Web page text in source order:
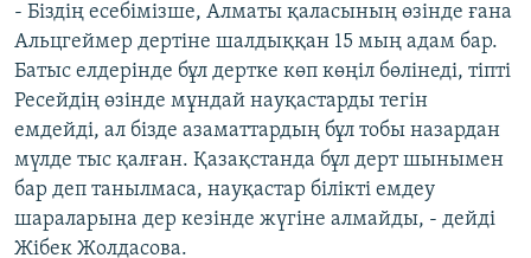
- Біздің есебімізше, Алматы қаласының өзінде ғана
Альцгеймер дертіне шалдыққан 15 мың адам бар.
Батыс елдерінде бұл дертке көп көңіл бөлінеді, тіпті
Ресейдің өзінде мұндай науқастарды тегін
емдейді, ал бізде азаматтардың бұл тобы назардан
мүлде тыс қалған. Қазақстанда бұл дерт шынымен
бар деп танылмаса, науқастар білікті емдеу
шараларына дер кезінде жүгіне алмайды, - дейді
Жібек Жолдасова.